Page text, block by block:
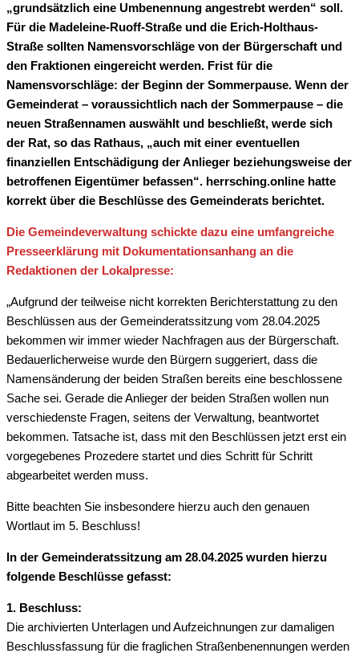
„grundsätzlich eine Umbenennung angestrebt werden“ soll.
Für die Madeleine-Ruoff-Straße und die Erich-Holthaus-
Straße sollten Namensvorschläge von der Bürgerschaft und
den Fraktionen eingereicht werden. Frist für die
Namensvorschläge: der Beginn der Sommerpause. Wenn der
Gemeinderat – voraussichtlich nach der Sommerpause – die
neuen Straßennamen auswählt und beschließt, werde sich
der Rat, so das Rathaus, „auch mit einer eventuellen
finanziellen Entschädigung der Anlieger beziehungsweise der
betroffenen Eigentümer befassen“. herrsching.online hatte
korrekt über die Beschlüsse des Gemeinderats berichtet.
Die Gemeindeverwaltung schickte dazu eine umfangreiche
Presseerklärung mit Dokumentationsanhang an die
Redaktionen der Lokalpresse:
„Aufgrund der teilweise nicht korrekten Berichterstattung zu den
Beschlüssen aus der Gemeinderatssitzung vom 28.04.2025
bekommen wir immer wieder Nachfragen aus der Bürgerschaft.
Bedauerlicherweise wurde den Bürgern suggeriert, dass die
Namensänderung der beiden Straßen bereits eine beschlossene
Sache sei. Gerade die Anlieger der beiden Straßen wollen nun
verschiedenste Fragen, seitens der Verwaltung, beantwortet
bekommen. Tatsache ist, dass mit den Beschlüssen jetzt erst ein
vorgegebenes Prozedere startet und dies Schritt für Schritt
abgearbeitet werden muss.
Bitte beachten Sie insbesondere hierzu auch den genauen
Wortlaut im 5. Beschluss!
In der Gemeinderatssitzung am 28.04.2025 wurden hierzu
folgende Beschlüsse gefasst:
1. Beschluss:
Die archivierten Unterlagen und Aufzeichnungen zur damaligen
Beschlussfassung für die fraglichen Straßenbenennungen werden